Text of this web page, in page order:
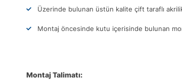
Üzerinde bulunan üstün kalite çift taraflı
Montaj öncesinde kutu içerisinde bulunan
Montaj Talimatı: